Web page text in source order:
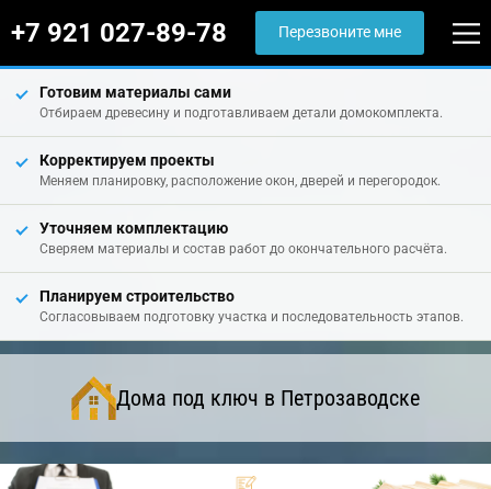
+7 921 027-89-78 Перезвоните мне
Готовим материалы сами
Отбираем древесину и подготавливаем детали домокомплекта.
Корректируем проекты
Меняем планировку, расположение окон, дверей и перегородок.
Уточняем комплектацию
Сверяем материалы и состав работ до окончательного расчёта.
Планируем строительство
Согласовываем подготовку участка и последовательность этапов.
Дома под ключ в Петрозаводске